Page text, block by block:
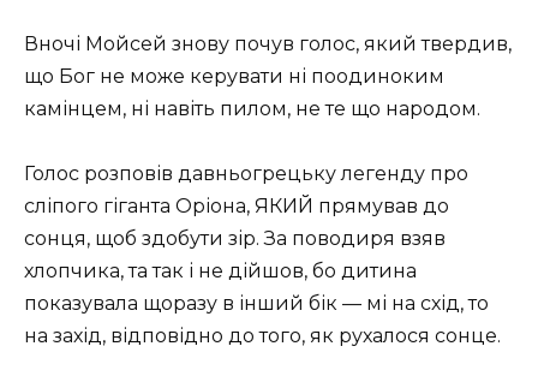
Вночі Мойсей знову почув голос, який твердив,
що Бог не може керувати ні поодиноким
камінцем, ні навіть пилом, не те що народом.
Голос розповів давньогрецьку легенду про
сліпого гіганта Оріона, ЯКИЙ прямував до
сонця, щоб здобути зір. За поводиря взяв
хлопчика, та так і не дійшов, бо дитина
показувала щоразу в інший бік — мі на схід, то
на захід, відповідно до того, як рухалося сонце.